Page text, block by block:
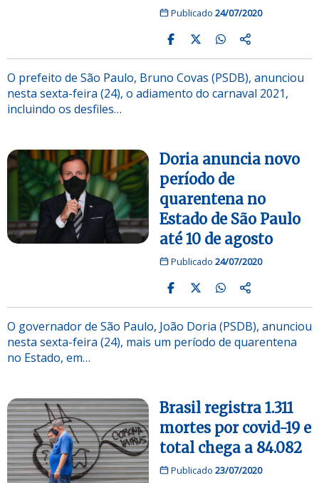
Publicado 24/07/2020
O prefeito de São Paulo, Bruno Covas (PSDB), anunciou
nesta sexta-feira (24), o adiamento do carnaval 2021,
incluindo os desfiles…
Doria anuncia novo
período de
quarentena no
Estado de São Paulo
até 10 de agosto
Publicado 24/07/2020
O governador de São Paulo, João Doria (PSDB), anunciou
nesta sexta-feira (24), mais um período de quarentena
no Estado, em…
Brasil registra 1.311
mortes por covid-19 e
total chega a 84.082
Publicado 23/07/2020